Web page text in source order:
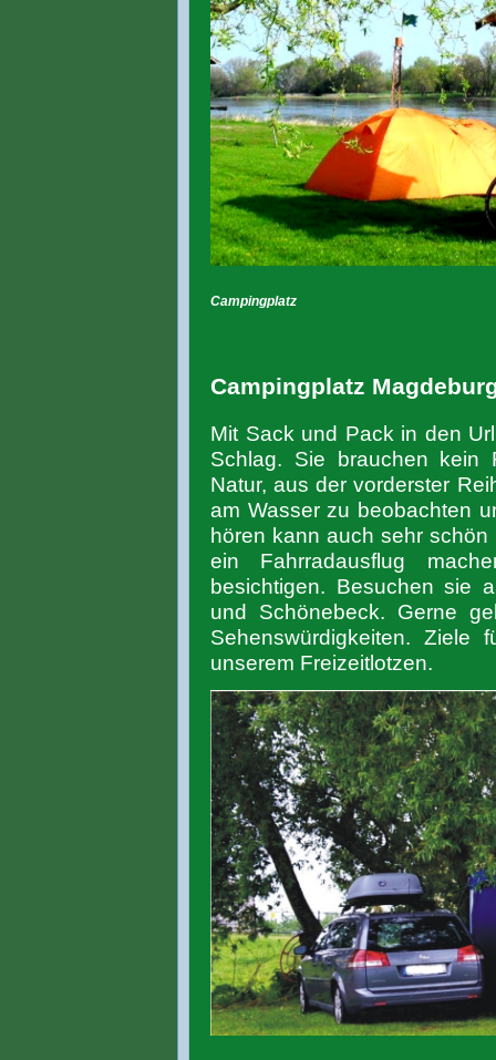
Campingplatz
Campingplatz
Mit Sack und Pack in den
Schlag. Sie brauchen kein
Natur, aus der vorderster
am Wasser zu beobachten
hören kann auch sehr
ein Fahrradausflug
besichtigen. Besuchen sie
und Schönebeck. Gerne
Sehenswürdigkeiten. Ziele
unserem Freizeitlotzen.